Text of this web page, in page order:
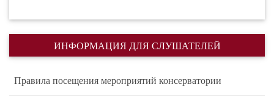
ИНФОРМАЦИЯ ДЛЯ СЛУШАТЕЛЕЙ
Правила посещения мероприятий консерватории